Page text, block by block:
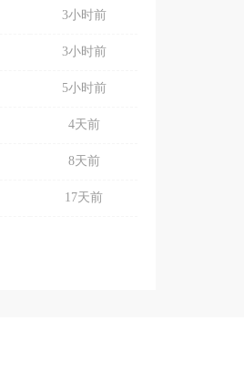
3小时前
3小时前
5小时前
4天前
8天前
17天前